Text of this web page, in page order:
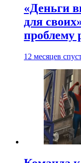
«Деньги
для
проблему
12 месяцев